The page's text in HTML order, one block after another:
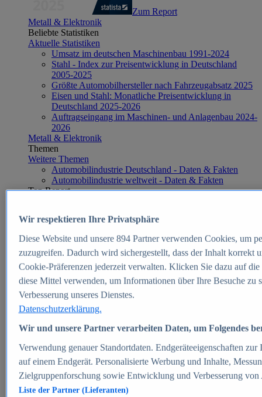
Zum Report
Metall & Elektronik
Beliebte Statistiken
Aktuelle Statistiken
Umsatz im deutschen Maschinenbau 1991-2024
Stahl - Index zur Preisentwicklung in Deutschland
2005-2025
Größte Automobilhersteller nach Fahrzeugabsatz 2025
Eisen und Stahl: Monatliche Preisentwicklung in
Deutschland 2025-2026
Auftragseingang im Maschinen- und Anlagenbau 2024-
2026
Metall & Elektronik
Themen
Weitere Themen
Automobilindustrie Deutschland - Daten & Fakten
Automobilindustrie weltweit - Daten & Fakten
Top Report
Zum Report
E-commerce
Beliebte Statistiken
Aktuelle Statistiken
E-Commerce - Entwicklung des Umsatzes in
Deutschland 1999-2025
Umsatz von Amazon in Deutschland und weltweit
2010-2025
B2C-E-Commerce: Top-50 Online Shops in
Deutschland 2024
Marktanteile von Online-Zahlungsverfahren in
Deutschland 2024
Umsatzstarke Warengruppen im Online-Handel in
Deutschland 2023-2025
Wir respektieren Ihre Privatsphäre
Diese Website und unsere 894Partner verwenden Cookies, um
zuzugreifen. Dadurch wird sichergestellt, dass der Inhalt korrekt
Cookie-Präferenzen jederzeit verwalten. Klicken Sie dazu auf
diese Mittel verwenden, um Informationen über Ihre Besuche
Verbesserung unseres Dienstes.
Datenschutzerklärung.
Wir und unsere Partner verarbeiten Daten, um Folgendes
Verwendung genauer Standortdaten. Endgeräteeigenschaften
auf einem Endgerät. Personalisierte Werbung und Inhalte,
Zielgruppenforschung sowie Entwicklung und Verbesserung von
Liste der Partner (Lieferanten)